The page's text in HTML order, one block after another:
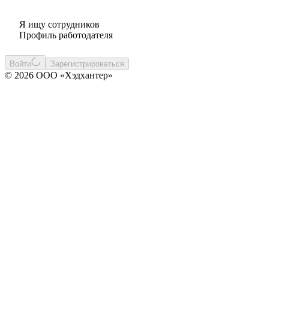
Я ищу сотрудников
Профиль работодателя
Войти Зарегистрироваться
© 2026 ООО «Хэдхантер»